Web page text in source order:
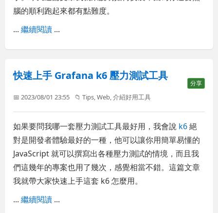
腦的順利跑起來都有點難度。
...繼續閱讀 ...
快速上手 Grafana k6 壓力測試工具
分享
📅 2023/08/01 23:55 📁Tips,Web,介紹好用工具
如果要問我哪一套壓力測試工具最好用，我會說 k6絕
對是開發者體驗最好的一種，他可以讓你用簡單易懂的
JavaScript 就可以撰寫出各種壓力測試的情境，而且我
們這幾年的專案也用了幾次，感覺相當不錯。這篇文章
我就帶大家快速上手這套 k6 怎麼用。
...繼續閱讀 ...